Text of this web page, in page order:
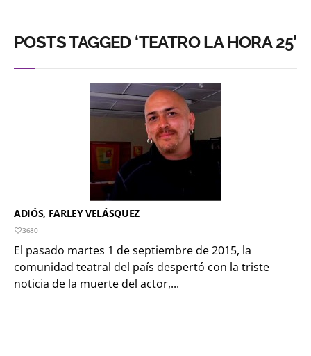
POSTS TAGGED ‘TEATRO LA HORA 25’
ADIÓS, FARLEY VELÁSQUEZ
3680
El pasado martes 1 de septiembre de 2015, la
comunidad teatral del país despertó con la triste
noticia de la muerte del actor,...